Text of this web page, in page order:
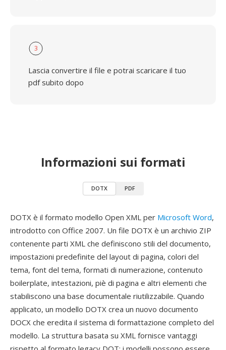
3
Lascia convertire il file e potrai scaricare il tuo
pdf subito dopo
Informazioni sui formati
DOTX PDF
DOTX è il formato modello Open XML per Microsoft Word,
introdotto con Office 2007. Un file DOTX è un archivio ZIP
contenente parti XML che definiscono stili del documento,
impostazioni predefinite del layout di pagina, colori del
tema, font del tema, formati di numerazione, contenuto
boilerplate, intestazioni, piè di pagina e altri elementi che
stabiliscono una base documentale riutilizzabile. Quando
applicato, un modello DOTX crea un nuovo documento
DOCX che eredita il sistema di formattazione completo del
modello. La struttura basata su XML fornisce vantaggi